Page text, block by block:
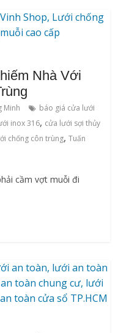
Nhà Với
Minh
báo giá cửa lưới
inox 316, cửa lưới sợi thủy
chống côn trùng,Tuấn
cầm vợt muỗi đi